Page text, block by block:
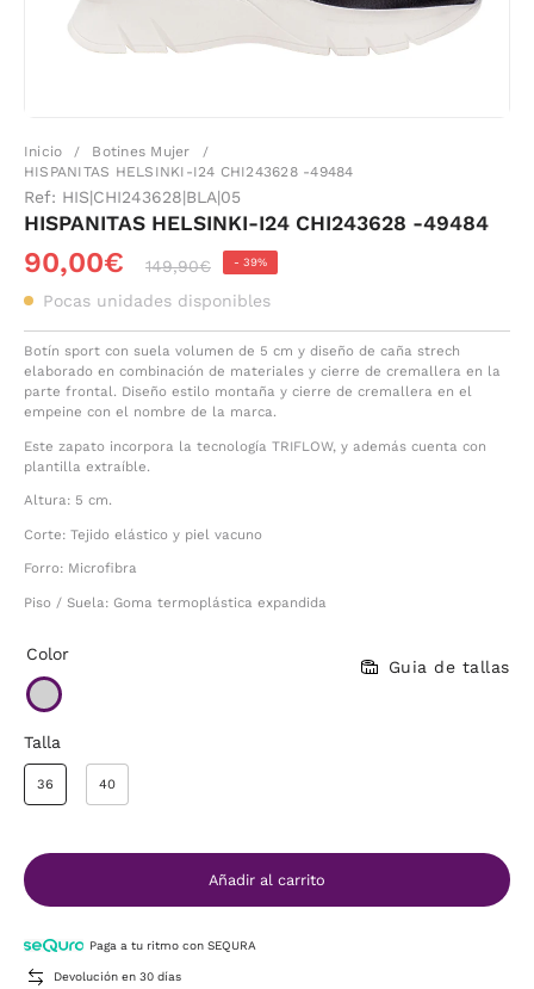
Inicio / Botines Mujer /
HISPANITAS HELSINKI-I24 CHI243628 -49484
Ref: HIS|CHI243628|BLA|05
HISPANITAS HELSINKI-I24 CHI243628 -49484
90,00€ 149,90€ - 39%
Pocas unidades disponibles
Botín sport con suela volumen de 5 cm y diseño de caña strech
elaborado en combinación de materiales y cierre de cremallera en la
parte frontal. Diseño estilo montaña y cierre de cremallera en el
empeine con el nombre de la marca.
Este zapato incorpora la tecnología TRIFLOW, y además cuenta con
plantilla extraíble.
Altura: 5 cm.
Corte: Tejido elástico y piel vacuno
Forro: Microfibra
Piso / Suela: Goma termoplástica expandida
Color
Talla
Guia de tallas
36 40
Añadir al carrito
Paga a tu ritmo con SEQURA
Devolución en 30 días